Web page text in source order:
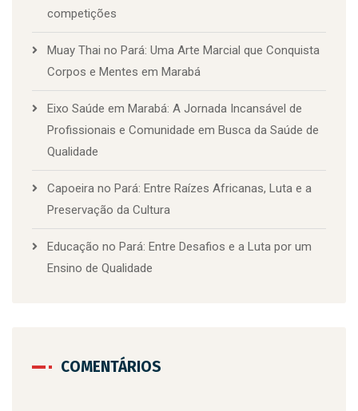
competições
Muay Thai no Pará: Uma Arte Marcial que Conquista
Corpos e Mentes em Marabá
Eixo Saúde em Marabá: A Jornada Incansável de
Profissionais e Comunidade em Busca da Saúde de
Qualidade
Capoeira no Pará: Entre Raízes Africanas, Luta e a
Preservação da Cultura
Educação no Pará: Entre Desafios e a Luta por um
Ensino de Qualidade
COMENTÁRIOS